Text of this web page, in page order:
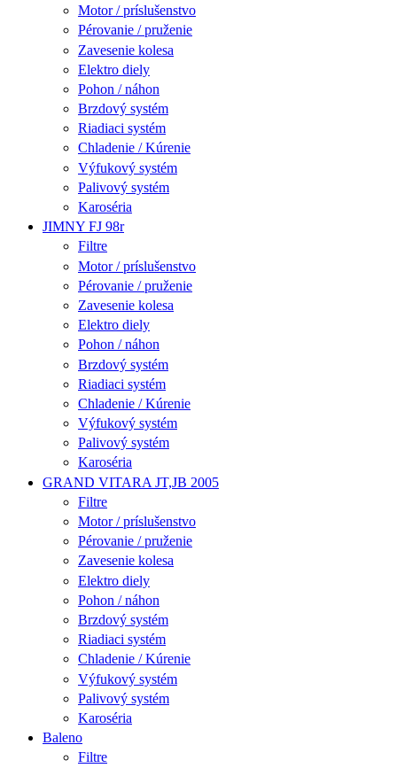
Motor / príslušenstvo
Pérovanie / pruženie
Zavesenie kolesa
Elektro diely
Pohon / náhon
Brzdový systém
Riadiaci systém
Chladenie / Kúrenie
Výfukový systém
Palivový systém
Karoséria
JIMNY FJ 98r
Filtre
Motor / príslušenstvo
Pérovanie / pruženie
Zavesenie kolesa
Elektro diely
Pohon / náhon
Brzdový systém
Riadiaci systém
Chladenie / Kúrenie
Výfukový systém
Palivový systém
Karoséria
GRAND VITARA JT,JB 2005
Filtre
Motor / príslušenstvo
Pérovanie / pruženie
Zavesenie kolesa
Elektro diely
Pohon / náhon
Brzdový systém
Riadiaci systém
Chladenie / Kúrenie
Výfukový systém
Palivový systém
Karoséria
Baleno
Filtre